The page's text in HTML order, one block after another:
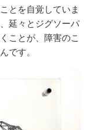
とを自覚していま
延々とジグソーパ
ことが、障害のこ
です。